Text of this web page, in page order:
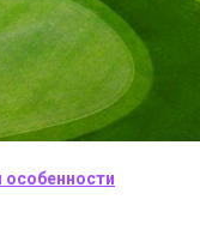
особенности